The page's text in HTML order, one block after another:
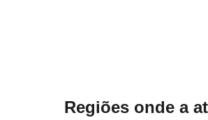
Regiões onde a